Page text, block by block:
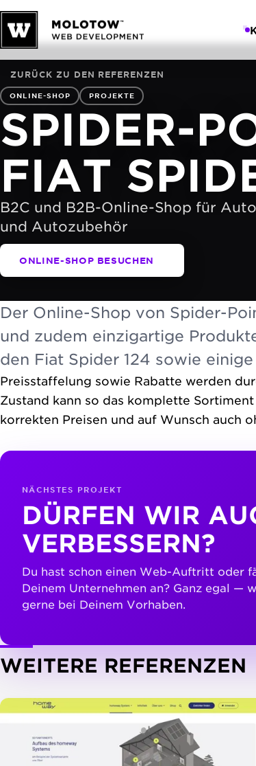
ZURÜCK ZU DEN REFERENZEN
ONLINE-SHOP PROJEKTE
SPIDER-
FIAT
B2C und B2B-Online-Shop für
und Autozubehör
ONLINE-SHOP BESUCHEN
Der Online-Shop von Spider-
und zudem einzigartige
den Fiat Spider 124 sowie
Preisstaffelung sowie Rabatte werden
Zustand kann so das komplette
korrekten Preisen und auf Wunsch auch
NÄCHSTES PROJEKT
DÜRFEN WIR
VERBESSERN?
Du hast schon einen Web-Auftritt oder
Deinem Unternehmen an? Ganz egal —
gerne bei Deinem Vorhaben.
WEITERE REFERENZEN